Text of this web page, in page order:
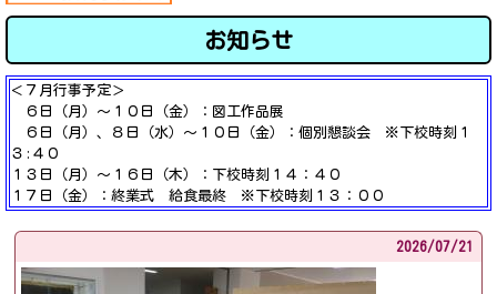
お知らせ
＜７月行事予定＞
６日（月）～１０日（金）：図工作品展
６日（月）、８日（水）～１０日（金）：個別懇談会 ※下校時刻１
３:４０
１３日（月）～１６日（木）：下校時刻１４：４０
１７日（金）：終業式 給食最終 ※下校時刻１３：００
2026/07/21